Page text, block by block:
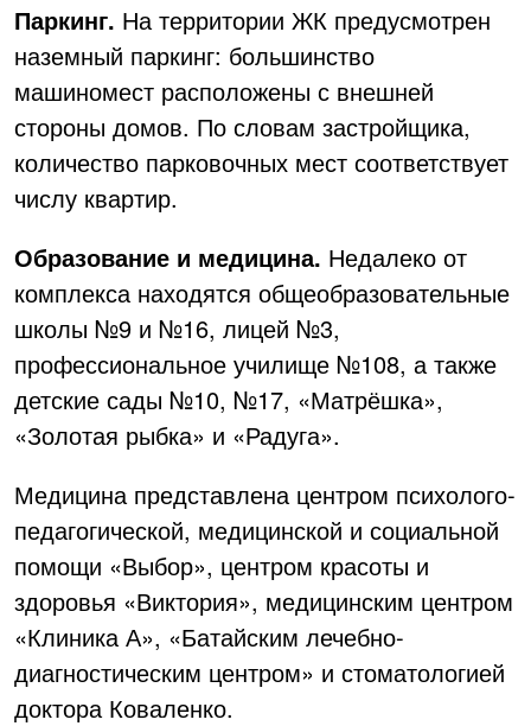
Паркинг. На территории ЖК предусмотрен
наземный паркинг: большинство
машиномест расположены с внешней
стороны домов. По словам застройщика,
количество парковочных мест соответствует
числу квартир.
Образование и медицина. Недалеко от
комплекса находятся общеобразовательные
школы №9 и №16, лицей №3,
профессиональное училище №108, а также
детские сады №10, №17, «Матрёшка»,
«Золотая рыбка» и «Радуга».
Медицина представлена центром психолого-
педагогической, медицинской и социальной
помощи «Выбор», центром красоты и
здоровья «Виктория», медицинским центром
«Клиника А», «Батайским лечебно-
диагностическим центром» и стоматологией
доктора Коваленко.